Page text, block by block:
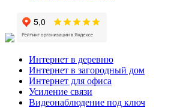
Интернет в деревню
Интернет в загородный дом
Интернет для офиса
Усиление связи
Видеонаблюдение под ключ